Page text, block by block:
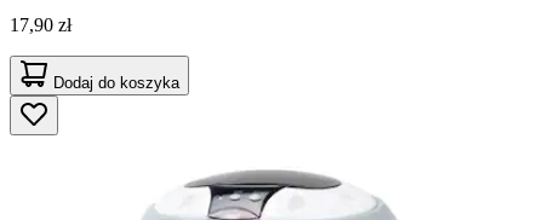
17,90 zł
Dodaj do koszyka